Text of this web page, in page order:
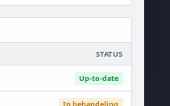
STATUS
Up-to-date